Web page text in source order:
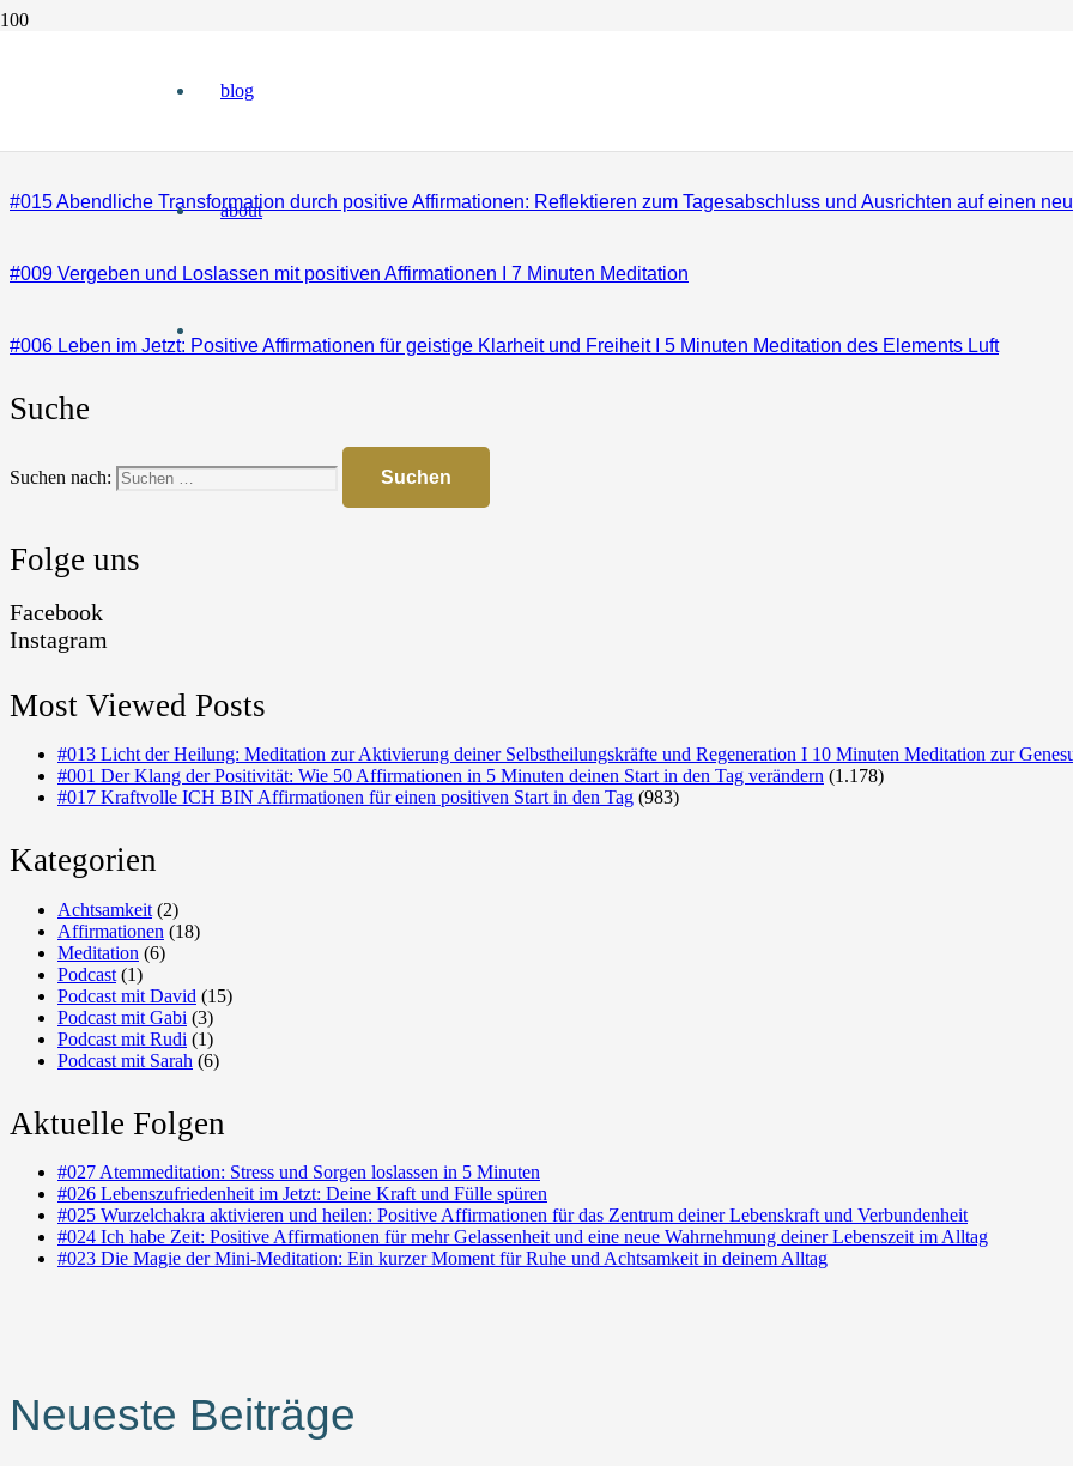
blog
about
#015 Abendliche Transformation durch positive Affirmationen: Reflektieren zum Tagesabschluss und Ausrichten auf einen
#009 Vergeben und Loslassen mit positiven Affirmationen I 7 Minuten Meditation
#006 Leben im Jetzt: Positive Affirmationen für geistige Klarheit und Freiheit I 5 Minuten Meditation des Elements Luft
Suche
Suchen nach:
Folge uns
Facebook
Instagram
Most Viewed Posts
#013 Licht der Heilung: Meditation zur Aktivierung deiner Selbstheilungskräfte und Regeneration I 10 Minuten Meditation zur
#001 Der Klang der Positivität: Wie 50 Affirmationen in 5 Minuten deinen Start in den Tag verändern (1.178)
#017 Kraftvolle ICH BIN Affirmationen für einen positiven Start in den Tag (983)
Kategorien
Achtsamkeit (2)
Affirmationen (18)
Meditation (6)
Podcast (1)
Podcast mit David (15)
Podcast mit Gabi (3)
Podcast mit Rudi (1)
Podcast mit Sarah (6)
Aktuelle Folgen
#027 Atemmeditation: Stress und Sorgen loslassen in 5 Minuten
#026 Lebenszufriedenheit im Jetzt: Deine Kraft und Fülle spüren
#025 Wurzelchakra aktivieren und heilen: Positive Affirmationen für das Zentrum deiner Lebenskraft und Verbundenheit
#024 Ich habe Zeit: Positive Affirmationen für mehr Gelassenheit und eine neue Wahrnehmung deiner Lebenszeit im Alltag
#023 Die Magie der Mini-Meditation: Ein kurzer Moment für Ruhe und Achtsamkeit in deinem Alltag
Neueste Beiträge